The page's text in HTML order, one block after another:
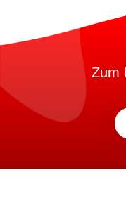
Zum